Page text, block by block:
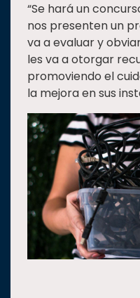
“Se hará un
nos presenten un
va a evaluar y
les va a otorgar
promoviendo el
la mejora en sus